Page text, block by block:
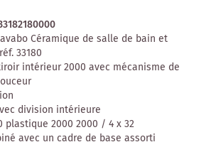
Céramique de salle de bain et
33180
intérieur 2000 avec mécanisme de
division intérieure
plastique 2000 2000 / 4 x 32
avec un cadre de base assorti